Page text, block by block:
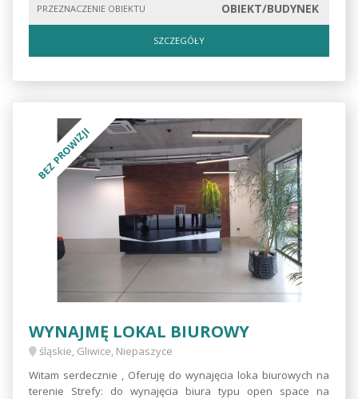
PRZEZNACZENIE OBIEKTU OBIEKT/BUDYNEK
SZCZEGÓŁY
BEZ PROWIZJI
WYNAJMĘ LOKAL BIUROWY
śląskie, Gliwice, Niepaszyce
Witam serdecznie , Oferuję do wynajęcia loka biurowych na
terenie Strefy: do wynajęcia biura typu open space na